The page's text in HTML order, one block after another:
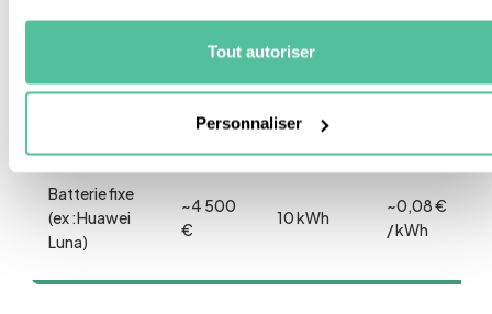
Tout autoriser
Personnaliser
Sunology
~0,11 € /
Batterie fixe
(ex :Huawei
Luna)
~4 500
€
10 kWh
~0,08 €
/ kWh